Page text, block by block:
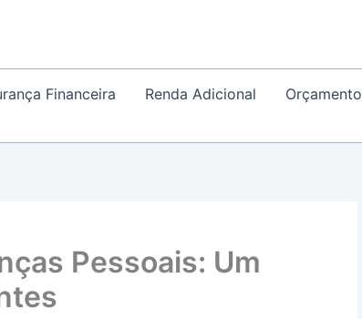
Financeira Renda Adicional Orçamento
Pessoais: Um